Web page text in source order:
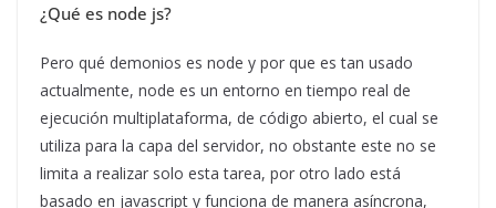
¿Qué es node js?
Pero qué demonios es node y por que es tan usado
actualmente, node es un entorno en tiempo real de
ejecución multiplataforma, de código abierto, el cual se
utiliza para la capa del servidor, no obstante este no se
limita a realizar solo esta tarea, por otro lado está
basado en javascript y funciona de manera asíncrona,